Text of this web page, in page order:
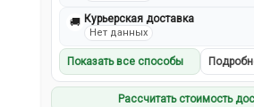
🚚 Курьерская доставка
Нет данных
Показать все способы
Рассчитать стоимость